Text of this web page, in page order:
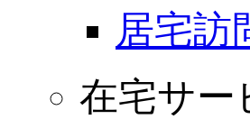
居宅訪
在宅サー